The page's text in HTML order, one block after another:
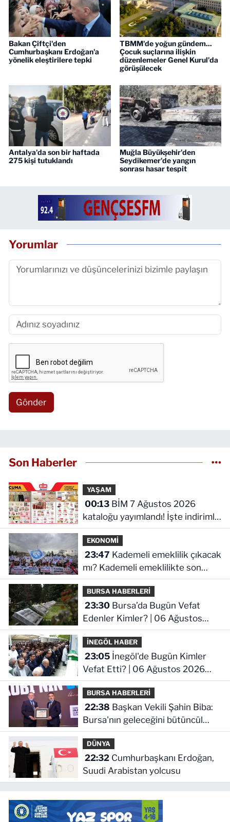
Bakan Çiftçi'den
Cumhurbaşkanı Erdoğan'a
yönelik eleştirilere tepki
TBMM'de yoğun gündem...
Çocuk suçlarına ilişkin
düzenlemeler Genel Kurul'da
görüşülecek
Antalya'da son bir haftada
275 kişi tutuklandı
Muğla Büyükşehir'den
Seydikemer'de yangın
sonrası hasar tespit
Yorumlar
Gönder
Son Haberler
YAŞAM
00:13BİM 7 Ağustos 2026
kataloğu yayımlandı! İşte indirimli
ürünler ve fiyatları
EKONOMİ
23:47
mı? Kademeli emeklilikte son
durum ne!
BURSA HABERLERİ
23:30Bursa’da Bugün Vefat
Edenler Kimler? | 06 Ağustos
2026 Perşembe
İNEGÖL HABER
23:05İnegöl'de Bugün Kimler
Vefat Etti? | 06 Ağustos 2026
Perşembe
BURSA HABERLERİ
22:38
Bursa'nın geleceğini bütüncül
anlayışla planlıyoruz
DÜNYA
22:32Cumhurbaşkanı Erdoğan,
Suudi Arabistan yolcusu